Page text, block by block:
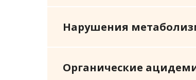
Нарушения
Органические